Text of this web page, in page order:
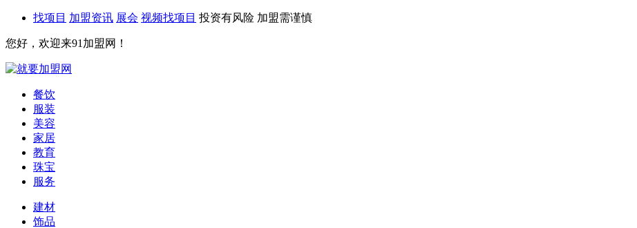
找项目 加盟资讯 展会 视频找项目 投资有风险 加盟需谨慎
您好，欢迎来91加盟网！
餐饮
服装
美容
家居
教育
珠宝
服务
建材
饰品